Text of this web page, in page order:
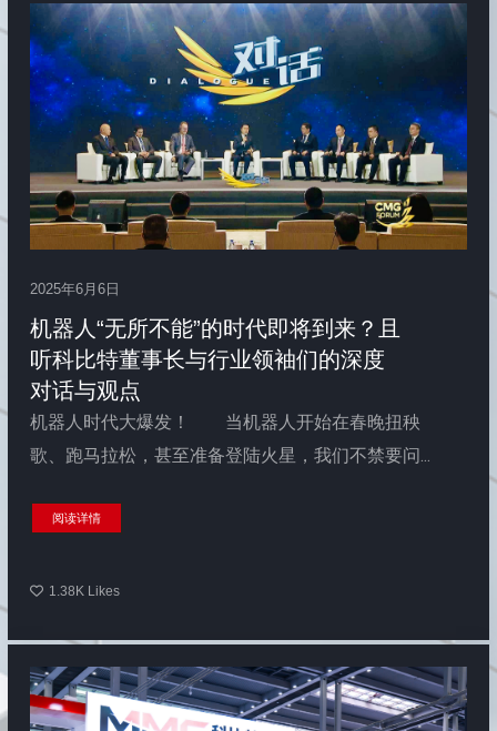
2025年6月6日
机器人“无所不能”的时代即将到来？且
听科比特董事长与行业领袖们的深度
对话与观点
机器人时代大爆发！ 当机器人开始在春晚扭秧
歌、跑马拉松，甚至准备登陆火星，我们不禁要问...
阅读详情
1.38K Likes